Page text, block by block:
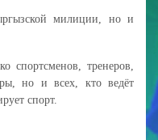
милиции, но и
спортсменов, тренеров,
но и всех, кто ведёт
спорт.